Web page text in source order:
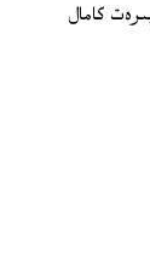
كامال